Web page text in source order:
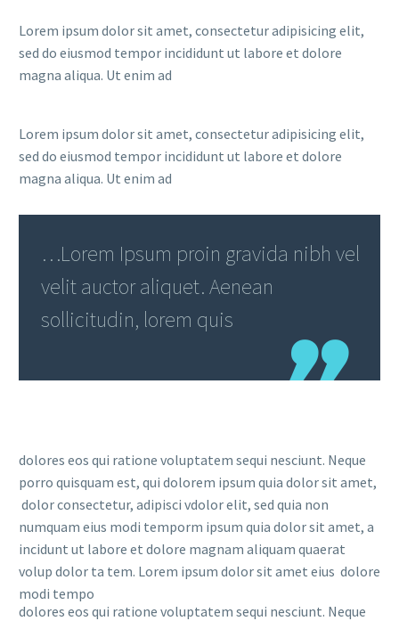
Lorem ipsum dolor sit amet, consectetur adipisicing elit,
sed do eiusmod tempor incididunt ut labore et dolore
magna aliqua. Ut enim ad
Lorem ipsum dolor sit amet, consectetur adipisicing elit,
sed do eiusmod tempor incididunt ut labore et dolore
magna aliqua. Ut enim ad
…Lorem Ipsum proin gravida nibh vel
velit auctor aliquet. Aenean
sollicitudin, lorem quis
dolores eos qui ratione voluptatem sequi nesciunt. Neque
porro quisquam est, qui dolorem ipsum quia dolor sit amet,
dolor consectetur, adipisci vdolor elit, sed quia non
numquam eius modi temporm ipsum quia dolor sit amet, a
incidunt ut labore et dolore magnam aliquam quaerat
volup dolor ta tem. Lorem ipsum dolor sit amet eius dolore
modi tempo
dolores eos qui ratione voluptatem sequi nesciunt. Neque